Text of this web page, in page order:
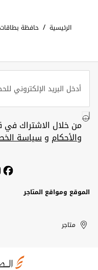
الرئيسية / حافظة
من خلال الاشتراك في
والأحكام وسياسة
الموقع ومواقع المتاجر
United
Arab
Kuwait
الإمارات
العربية
الكويت
متاجر